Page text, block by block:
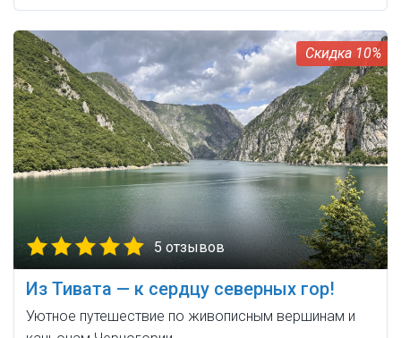
10%
5 отзывов
Из Тивата — к сердцу северных гор!
Уютное путешествие по живописным вершинам и